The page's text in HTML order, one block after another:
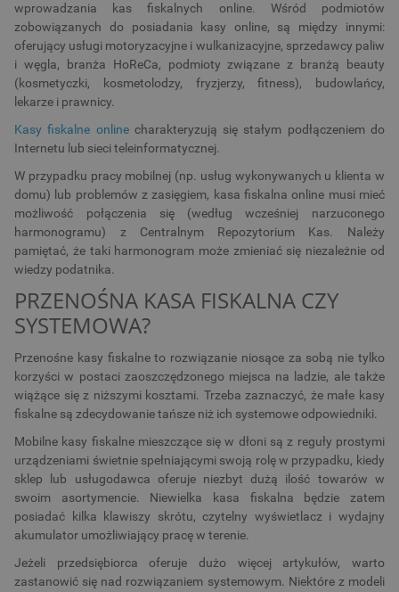
wprowadzania kas fiskalnych online. Wśród podmiotów
zobowiązanych do posiadania kasy online, są między innymi:
oferujący usługi motoryzacyjne i wulkanizacyjne, sprzedawcy paliw
i węgla, branża HoReCa, podmioty związane z branżą beauty
(kosmetyczki, kosmetolodzy, fryzjerzy, fitness), budowlańcy,
lekarze i prawnicy.
Kasy fiskalne onlinecharakteryzują się stałym podłączeniem do
Internetu lub sieci teleinformatycznej.
W przypadku pracy mobilnej (np. usług wykonywanych u klienta w
domu) lub problemów z zasięgiem, kasa fiskalna online musi mieć
możliwość połączenia się (według wcześniej narzuconego
harmonogramu) z Centralnym Repozytorium Kas. Należy
pamiętać, że taki harmonogram może zmieniać się niezależnie od
wiedzy podatnika.
PRZENOŚNA KASA FISKALNA CZY
SYSTEMOWA?
Przenośne kasy fiskalne to rozwiązanie niosące za sobą nie tylko
korzyści w postaci zaoszczędzonego miejsca na ladzie, ale także
wiążące się z niższymi kosztami. Trzeba zaznaczyć, że małe kasy
fiskalne są zdecydowanie tańsze niż ich systemowe odpowiedniki.
Mobilne kasy fiskalne mieszczące się w dłoni są z reguły prostymi
urządzeniami świetnie spełniającymi swoją rolę w przypadku, kiedy
sklep lub usługodawca oferuje niezbyt dużą ilość towarów w
swoim asortymencie. Niewielka kasa fiskalna będzie zatem
posiadać kilka klawiszy skrótu, czytelny wyświetlacz i wydajny
akumulator umożliwiający pracę w terenie.
Jeżeli przedsiębiorca oferuje dużo więcej artykułów, warto
zastanowić się nad rozwiązaniem systemowym. Niektóre z modeli